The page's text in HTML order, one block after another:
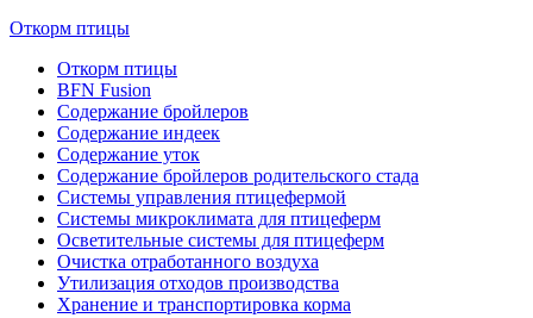
Откорм птицы
Откорм птицы
BFN Fusion
Содержание бройлеров
Содержание индеек
Содержание уток
Содержание бройлеров родительского стада
Системы управления птицефермой
Системы микроклимата для птицеферм
Осветительные системы для птицеферм
Очистка отработанного воздуха
Утилизация отходов производства
Хранение и транспортировка корма